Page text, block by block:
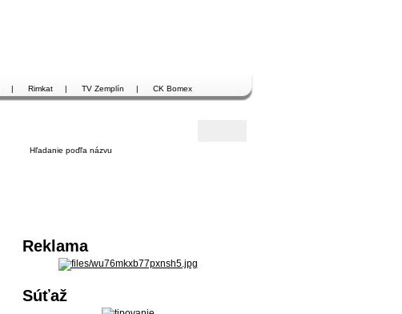
| Rimkat | TV Zemplín | CK Bomex
Hľadanie poďľa názvu
Reklama
Súťaž